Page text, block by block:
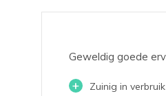
Geweldig goede
+ Zuinig in verbruik